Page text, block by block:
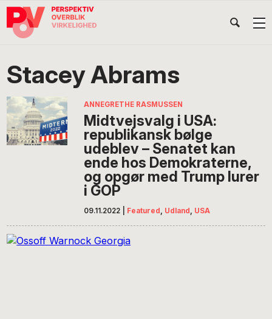
Gå
direkte
navigation
Skip
indhold
Gå
direkte
POV
International
Stacey Abrams
ANNEGRETHE RASMUSSEN
Midtvejsvalg i USA:
republikansk bølge
udeblev – Senatet kan
ende hos Demokraterne,
og opgør med Trump lurer
i GOP
09.11.2022 Featured , Udland , USA